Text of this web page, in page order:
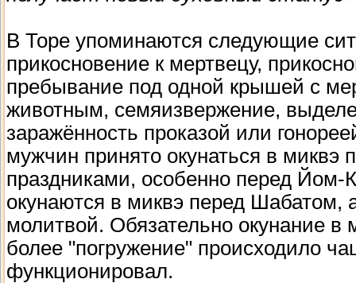
В Торе упоминаются следующие
прикосновение к мертвецу,
пребывание под одной крышей с
животным, семяизвержение,
заражённость проказой или
мужчин принято окунаться в миквэ
праздниками, особенно перед Йом-
окунаются в миквэ перед
молитвой. Обязательно окунание
более "погружение" происходило
функционировал.